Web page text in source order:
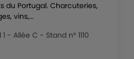
du Portugal. Charcuteries,
vins,...
1 - Allée C - Stand n° 1110